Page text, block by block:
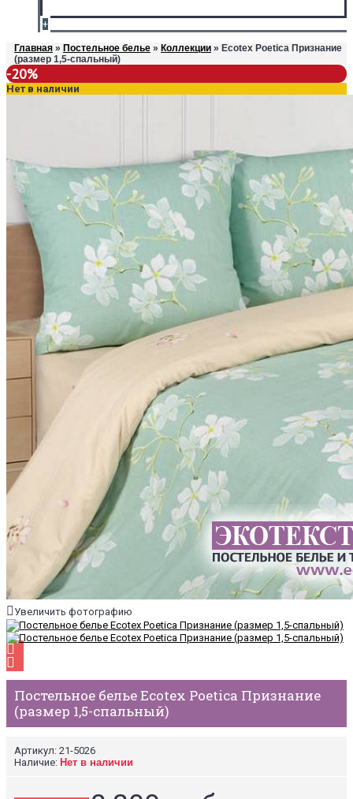
+
Главная » Постельное белье » Коллекции » Ecotex Poetica Признание
(размер 1,5-спальный)
-20%
Нет в наличии
Увеличить фотографию
Постельное белье Ecotex Poetica Признание
(размер 1,5-спальный)
Артикул: 21-5026
Наличие: Нет в наличии